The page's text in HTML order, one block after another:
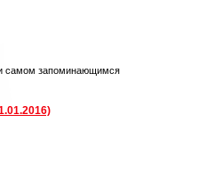
самом запоминающимся